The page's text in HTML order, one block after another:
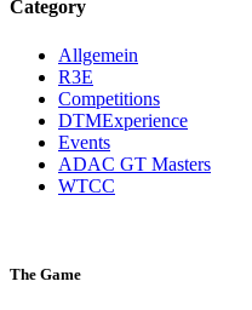
Category
Allgemein
R3E
Competitions
DTMExperience
Events
ADAC GT Masters
WTCC
The Game